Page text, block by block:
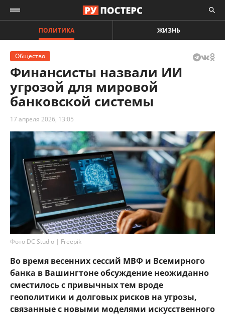
ПОЛИТИКА ЖИЗНЬ
Общество
Финансисты назвали ИИ
угрозой для мировой
банковской системы
17 апреля 2026, 13:05
Фото DC Studio | Freepik
Во время весенних сессий МВФ и Всемирного
банка в Вашингтоне обсуждение неожиданно
сместилось с привычных тем вроде
геополитики и долговых рисков на угрозы,
связанные с новыми моделями искусственного